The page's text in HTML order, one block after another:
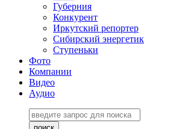
Губерния
Конкурент
Иркутский репортер
Сибирский энергетик
Ступеньки
Фото
Компании
Видео
Аудио